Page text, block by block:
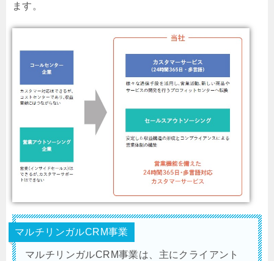
ます。
マルチリンガルCRM事業
マルチリンガルCRM事業は、主にクライアント